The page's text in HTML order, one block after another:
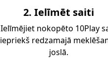
2. Ielīmēt saiti
Ielīmējiet nokopēto 10Play
iepriekš redzamajā
joslā.